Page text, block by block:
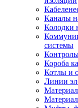
Каналы
Колодки
системы
Короба
Котлы и
Линии